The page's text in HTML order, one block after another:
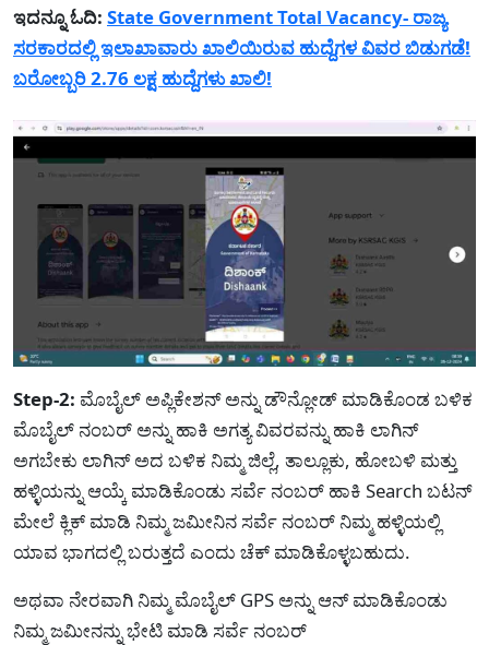
ಇದನ್ನೂ ಓದಿ: State Government Total Vacancy- ರಾಜ್ಯ
ಸರಕಾರದಲ್ಲಿ ಇಲಾಖಾವಾರು ಖಾಲಿಯಿರುವ ಹುದ್ದೆಗಳ ವಿವರ ಬಿಡುಗಡೆ!
ಬರೋಬ್ಬರಿ 2.76 ಲಕ್ಷ ಹುದ್ದೆಗಳು ಖಾಲಿ!
Step-2: ಮೊಬೈಲ್ ಅಪ್ಲಿಕೇಶನ್ ಅನ್ನು ಡೌನ್ಲೋಡ್ ಮಾಡಿಕೊಂಡ ಬಳಿಕ
ಮೊಬೈಲ್ ನಂಬರ್ ಅನ್ನು ಹಾಕಿ ಅಗತ್ಯ ವಿವರವನ್ನು ಹಾಕಿ ಲಾಗಿನ್
ಅಗಬೇಕು ಲಾಗಿನ್ ಅದ ಬಳಿಕ ನಿಮ್ಮ ಜಿಲ್ಲೆ, ತಾಲ್ಲೂಕು, ಹೋಬಳಿ ಮತ್ತು
ಹಳ್ಳಿಯನ್ನು ಆಯ್ಕೆ ಮಾಡಿಕೊಂಡು ಸರ್ವೆ ನಂಬರ್ ಹಾಕಿ Search ಬಟನ್
ಮೇಲೆ ಕ್ಲಿಕ್ ಮಾಡಿ ನಿಮ್ಮ ಜಮೀನಿನ ಸರ್ವೆ ನಂಬರ್ ನಿಮ್ಮ ಹಳ್ಳಿಯಲ್ಲಿ
ಯಾವ ಭಾಗದಲ್ಲಿ ಬರುತ್ತದೆ ಎಂದು ಚೆಕ್ ಮಾಡಿಕೊಳ್ಳಬಹುದು.
ಅಥವಾ ನೇರವಾಗಿ ನಿಮ್ಮ ಮೊಬೈಲ್ GPS ಅನ್ನು ಆನ್ ಮಾಡಿಕೊಂಡು
ನಿಮ್ಮ ಜಮೀನನ್ನು ಭೇಟಿ ಮಾಡಿ ಸರ್ವೆ ನಂಬರ್